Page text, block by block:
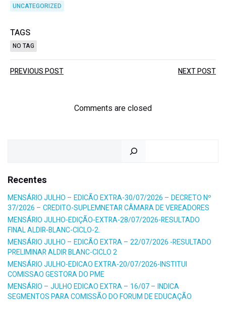
UNCATEGORIZED
TAGS
NO TAG
Post
navigation
PREVIOUS POST
navigation
NEXT POST
Comments are closed
Recentes
MENSÁRIO JULHO – EDICÃO EXTRA-30/07/2026 – DECRETO Nº
37/2026 – CREDITO-SUPLEMNETAR CÂMARA DE VEREADORES
MENSÁRIO JULHO-EDIÇÃO-EXTRA-28/07/2026-RESULTADO
FINAL ALDIR-BLANC-CICLO-2.
MENSÁRIO JULHO – EDICÃO EXTRA – 22/07/2026 -RESULTADO
PRELIMINAR ALDIR BLANC-CICLO 2
MENSÁRIO JULHO-EDICAO EXTRA-20/07/2026-INSTITUI
COMISSAO GESTORA DO PME
MENSÁRIO – JULHO EDICAO EXTRA – 16/07 – INDICA
SEGMENTOS PARA COMISSÃO DO FORUM DE EDUCAÇÃO